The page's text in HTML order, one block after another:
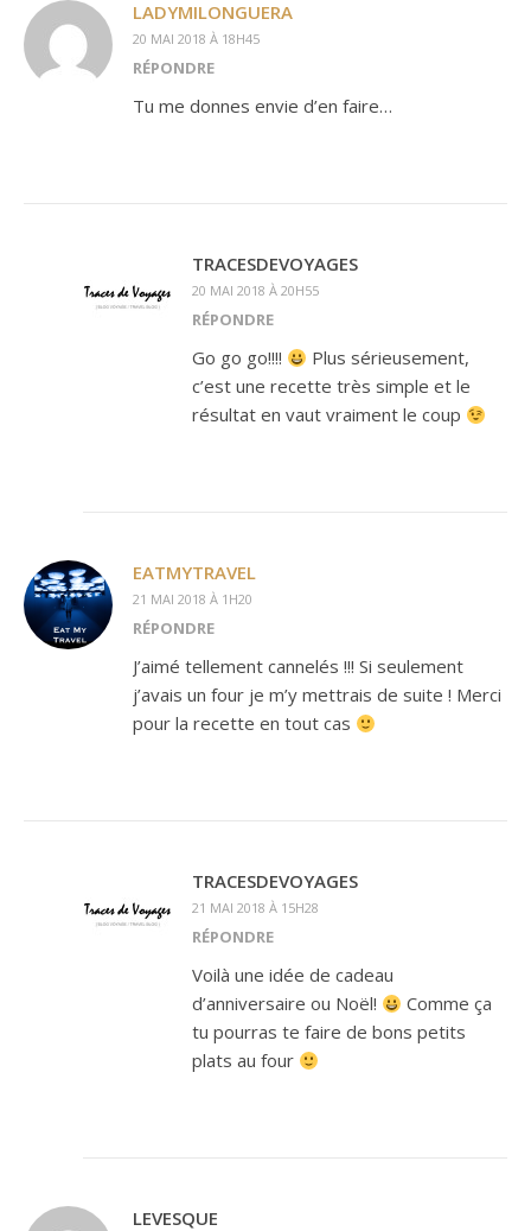
LADYMILONGUERA
20 MAI 2018 À 18H45
RÉPONDRE
Tu me donnes envie d’en faire…
TRACESDEVOYAGES
20 MAI 2018 À 20H55
RÉPONDRE
Go go go!!!!
Plus sérieusement,
c’est une recette très simple et le
résultat en vaut vraiment le coup
EATMYTRAVEL
21 MAI 2018 À 1H20
RÉPONDRE
J’aimé tellement cannelés !!! Si seulement
j’avais un four je m’y mettrais de suite ! Merci
pour la recette en tout cas
TRACESDEVOYAGES
21 MAI 2018 À 15H28
RÉPONDRE
Voilà une idée de cadeau
d’anniversaire ou Noël!
Comme ça
tu pourras te faire de bons petits
plats au four
LEVESQUE